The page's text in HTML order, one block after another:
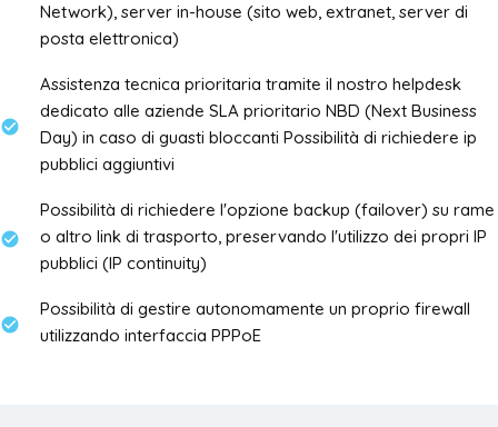
Network), server in-house (sito web, extranet, server di
posta elettronica)
Assistenza tecnica prioritaria tramite il nostro helpdesk
dedicato alle aziende SLA prioritario NBD (Next Business
Day) in caso di guasti bloccanti Possibilità di richiedere ip
pubblici aggiuntivi
Possibilità di richiedere l'opzione backup (failover) su rame
o altro link di trasporto, preservando l'utilizzo dei propri IP
pubblici (IP continuity)
Possibilità di gestire autonomamente un proprio firewall
utilizzando interfaccia PPPoE